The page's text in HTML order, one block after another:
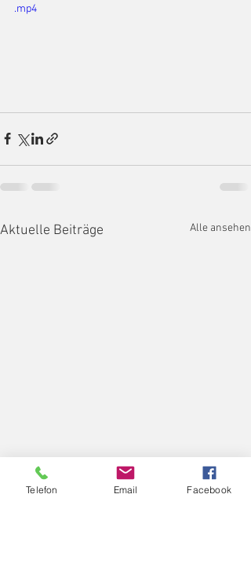
.mp4
Aktuelle Beiträge Alle ansehen
Telefon Email Facebook